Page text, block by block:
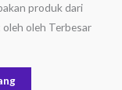
produk dari
oleh Terbesar